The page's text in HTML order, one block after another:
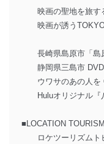
映画の聖地を旅す
映画が誘うTOKYO
長崎県島原市「島
静岡県三島市 DVD
ウワサのあの人を
Huluオリジナル『八
■LOCATION
ロケツーリズムト